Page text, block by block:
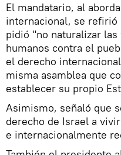
El mandatario, al
internacional, se
pidió "no naturalizar
humanos contra el
el derecho
misma asamblea que
establecer su propio
Asimismo, señaló que
derecho de Israel a
e internacionalmente